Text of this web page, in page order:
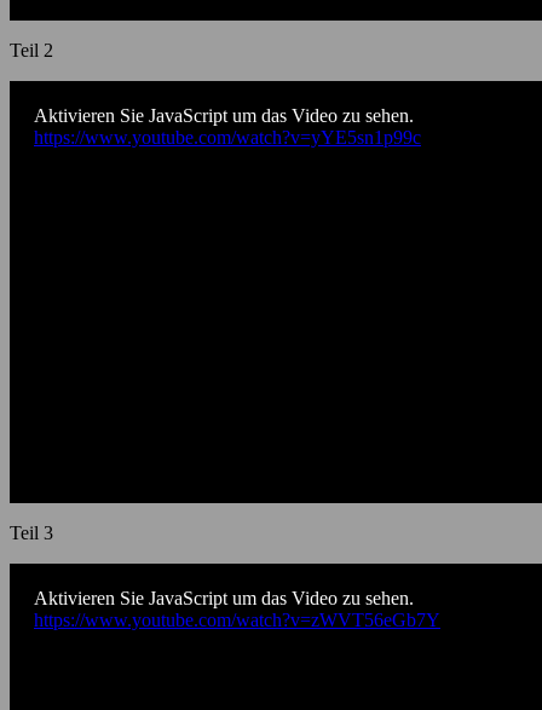
Teil 2
Aktivieren Sie JavaScript um das Video zu sehen.
https://www.youtube.com/watch?v=yYE5sn1p99c
Teil 3
Aktivieren Sie JavaScript um das Video zu sehen.
https://www.youtube.com/watch?v=zWVT56eGb7Y